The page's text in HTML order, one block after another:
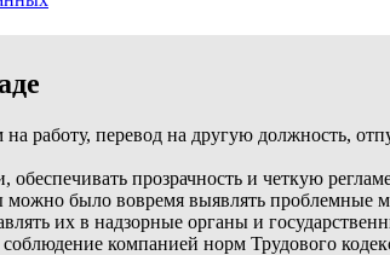
работу, перевод на другую должность,
обеспечивать прозрачность и четкую
можно было вовремя выявлять проблемные
их в надзорные органы и
компанией норм Трудового